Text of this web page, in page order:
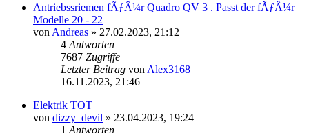
Antriebssriemen fÃƒÂ¼r Quadro QV 3 . Passt der fÃƒÂ¼r
Modelle 20 - 22
von Andreas » 27.02.2023, 21:12
4 Antworten
7687 Zugriffe
Letzter Beitrag von Alex3168
16.11.2023, 21:46
Elektrik TOT
von dizzy_devil » 23.04.2023, 19:24
1 Antworten